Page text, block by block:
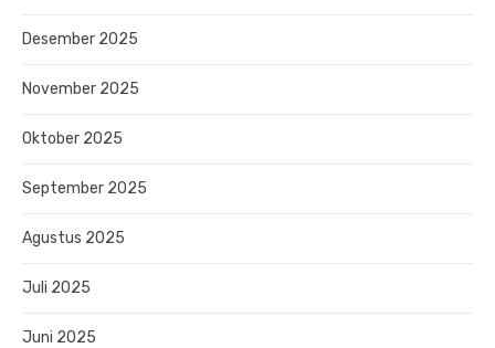
Desember 2025
November 2025
Oktober 2025
September 2025
Agustus 2025
Juli 2025
Juni 2025